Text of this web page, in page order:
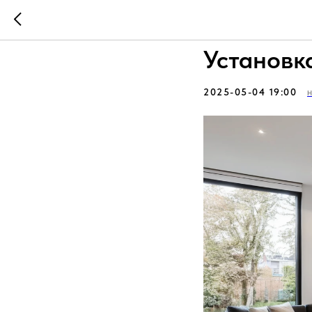
2025-05-04 19:00